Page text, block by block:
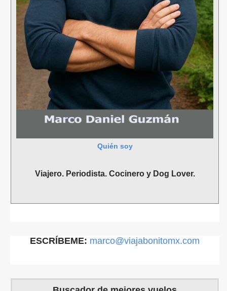
Quién soy
Viajero. Periodista. Cocinero y Dog Lover.
ESCRÍBEME: marco@viajabonitomx.com